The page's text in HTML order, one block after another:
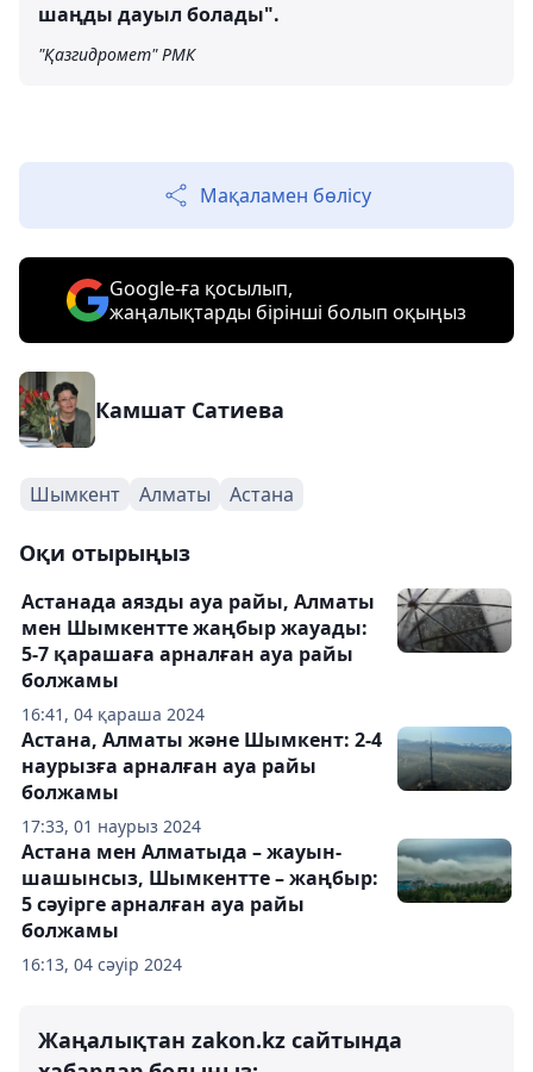
шаңды дауыл болады".
"Қазгидромет" РМК
Мақаламен бөлісу
Google-ға қосылып,
жаңалықтарды бірінші болып оқыңыз
Камшат Сатиева
Шымкент Алматы Астана
Оқи отырыңыз
16:41, 04 қараша 2024
Астанада аязды ауа райы, Алматы
мен Шымкентте жаңбыр жауады:
5-7 қарашаға арналған ауа райы
болжамы
17:33, 01 наурыз 2024
Астана, Алматы және Шымкент: 2-4
наурызға арналған ауа райы
болжамы
16:13, 04 сәуір 2024
Астана мен Алматыда – жауын-
шашынсыз, Шымкентте – жаңбыр:
5 сәуірге арналған ауа райы
болжамы
Жаңалықтан zakon.kz сайтында